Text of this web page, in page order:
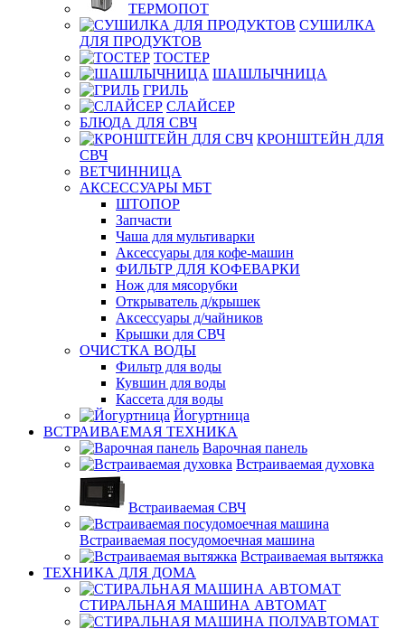
ТЕРМОПОТ
СУШИЛКА
ДЛЯ ПРОДУКТОВ
ТОСТЕР
ШАШЛЫЧНИЦА
ГРИЛЬ
СЛАЙСЕР
БЛЮДА ДЛЯ СВЧ
КРОНШТЕЙН ДЛЯ
СВЧ
ВЕТЧИННИЦА
АКСЕССУАРЫ МБТ
ШТОПОР
Запчасти
Чаша для мультиварки
Аксессуары для кофе-машин
ФИЛЬТР ДЛЯ КОФЕВАРКИ
Нож для мясорубки
Открыватель д/крышек
Аксессуары д/чайников
Крышки для СВЧ
ОЧИСТКА ВОДЫ
Фильтр для воды
Кувшин для воды
Кассета для воды
Йогуртница
ВСТРАИВАЕМАЯ ТЕХНИКА
Варочная панель
Встраиваемая духовка
Встраиваемая СВЧ
Встраиваемая посудомоечная машина
Встраиваемая вытяжка
ТЕХНИКА ДЛЯ ДОМА
СТИРАЛЬНАЯ МАШИНА АВТОМАТ